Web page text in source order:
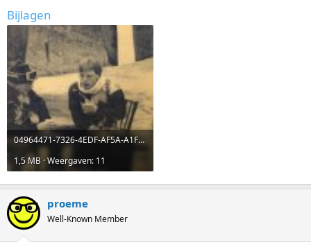
Bijlagen
04964471-7326-4EDF-AF5A-A1F0BEAA8EF3.jpeg
1,5 MB · Weergaven: 11
proeme
Well-Known Member